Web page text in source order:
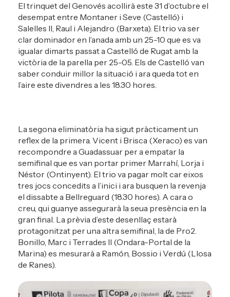
El trinquet del Genovés acollirà este 31 d’octubre el
desempat entre Montaner i Seve (Castelló) i
Salelles II, Raul i Alejandro (Barxeta). El trio va ser
clar dominador en l’anada amb un 25-10 que es va
igualar dimarts passat a Castelló de Rugat amb la
victòria de la parella per 25-05. Els de Castelló van
saber conduir millor la situació i ara queda tot en
l’aire este divendres a les 18.30 hores.
La segona eliminatòria ha sigut pràcticament un
reflex de la primera. Vicent i Brisca (Xeraco) es van
recompondre a Guadassuar per a empatar la
semifinal que es van portar primer Marrahí, Lorja i
Néstor (Ontinyent). El trio va pagar molt car eixos
tres jocs concedits a l’inici i ara busquen la revenja
el dissabte a Bellreguard (18.30 hores). A cara o
creu, qui guanye assegurarà la seua presència en la
gran final. La prèvia d’este desenllaç estarà
protagonitzat per una altra semifinal, la de Pro2.
Bonillo, Marc i Terrades II (Ondara-Portal de la
Marina) es mesurarà a Ramón, Bossio i Verdú (Llosa
de Ranes).